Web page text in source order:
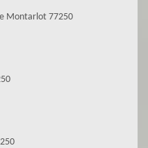
Montarlot 77250